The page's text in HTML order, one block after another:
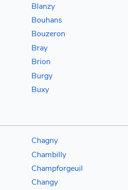
Blanzy
Bouhans
Bouzeron
Bray
Brion
Burgy
Buxy
Chagny
Chambilly
Champforgeuil
Changy